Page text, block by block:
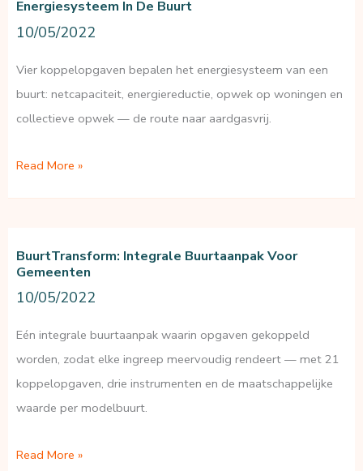
Energiesysteem In De Buurt
10/05/2022
Vier koppelopgaven bepalen het energiesysteem van een
buurt: netcapaciteit, energiereductie, opwek op woningen en
collectieve opwek — de route naar aardgasvrij.
Energiesysteem
Read More »
BuurtTransform: Integrale Buurtaanpak Voor
Gemeenten
10/05/2022
Eén integrale buurtaanpak waarin opgaven gekoppeld
worden, zodat elke ingreep meervoudig rendeert — met 21
koppelopgaven, drie instrumenten en de maatschappelijke
waarde per modelbuurt.
BuurtTransform:
Read More »